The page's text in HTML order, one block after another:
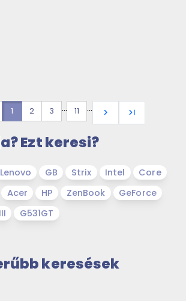
1 2 3 … 11 … navigate_next last_page
Ezt keresi?
Lenovo GB Strix Intel
Core
Acer HP ZenBook
GeForce
III G531GT
keresések